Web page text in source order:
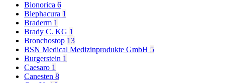
Bionorica 6
Blephacura 1
Braderm 1
Brady C. KG 1
Bronchostop 13
BSN Medical Medizinprodukte GmbH 5
Burgerstein 1
Caesaro 1
Canesten 8